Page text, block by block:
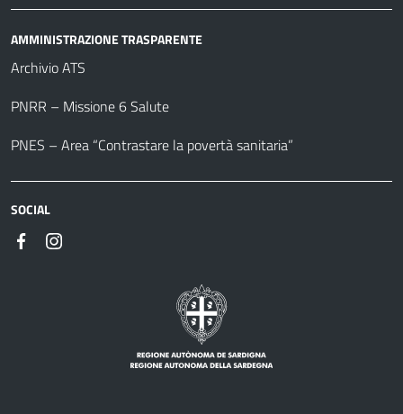
AMMINISTRAZIONE TRASPARENTE
Archivio ATS
PNRR – Missione 6 Salute
PNES – Area “Contrastare la povertà sanitaria”
SOCIAL